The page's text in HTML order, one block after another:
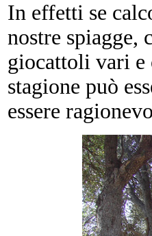
In effetti se
nostre spiagge,
giocattoli vari e
stagione può
essere